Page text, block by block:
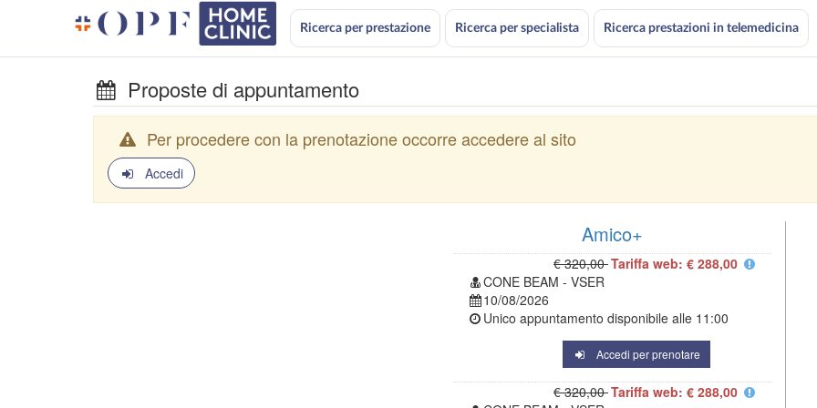
Ricerca per prestazione Ricerca per specialista Ricerca prestazioni in telemedicina
Proposte di appuntamento
Per procedere con la prenotazione occorre accedere al sito
Accedi
Amico+
€ 320,00Tariffa web: € 288,00
CONE BEAM - VSER
10/08/2026
Unico appuntamento disponibile alle 11:00
Accedi per prenotare
€ 320,00Tariffa web: € 288,00